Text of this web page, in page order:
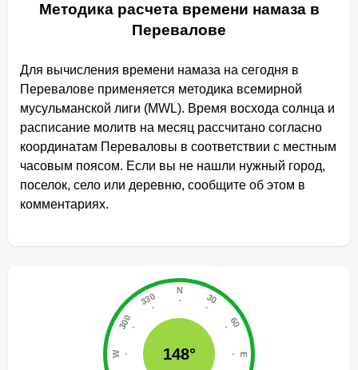
Методика расчета времени намаза в
Перевалове
Для вычисления времени намаза на сегодня в
Перевалове применяется методика всемирной
мусульманской лиги (MWL). Время восхода солнца и
расписание молитв на месяц рассчитано согласно
координатам Переваловы в соответствии с местным
часовым поясом. Если вы не нашли нужный город,
поселок, село или деревню, сообщите об этом в
комментариях.
148°